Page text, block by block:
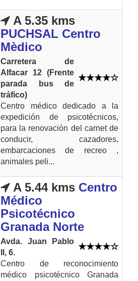
A 5.35 kms
PUCHSAL Centro
Mèdico
Carretera de
Alfacar 12 (Frente
parada bus de
tráfico)
Centro médico dedicado a la
expedición de psicotécnicos,
para la renovación del carnet de
conducir, cazadores,
embarcaciones de recreo ,
animales peli...
A 5.44 kms Centro
Médico
Psicotécnico
Granada Norte
Avda. Juan Pablo
II, 6.
Centro de reconocimiento
médico psicotécnico Granada